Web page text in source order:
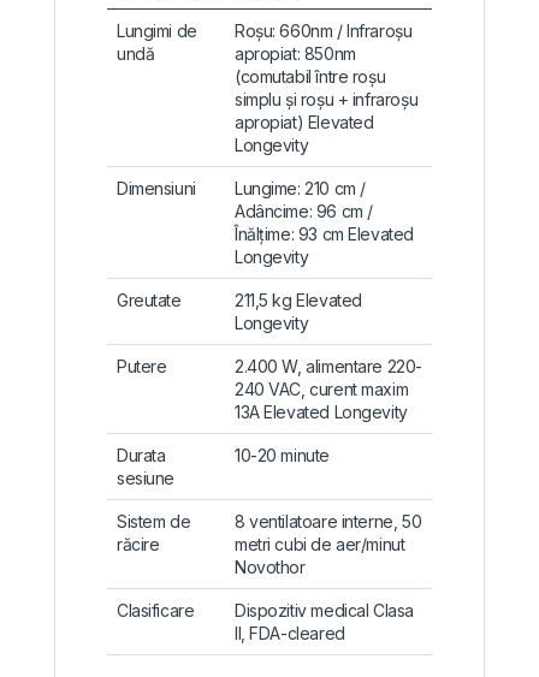
Lungimi de
undă
Roșu: 660nm / Infraroșu
apropiat: 850nm
(comutabil între roșu
simplu și roșu + infraroșu
apropiat) Elevated
Longevity
Dimensiuni
Lungime: 210 cm /
Adâncime: 96 cm /
Înălțime: 93 cmElevated
Longevity
Greutate 211,5 kgElevated
Longevity
Putere
2.400 W, alimentare 220-
240 VAC, curent maxim
13AElevated Longevity
Durata
sesiune
10-20 minute
Sistem de
răcire
8 ventilatoare interne, 50
metri cubi de aer/minut
Novothor
Clasificare
Dispozitiv medical Clasa
II, FDA-cleared